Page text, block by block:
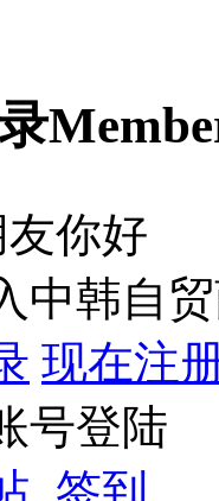
你好
中韩自
现在注
号登陆